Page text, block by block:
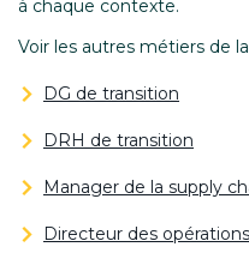
à chaque contexte.
Voir les autres métiers de
DG de transition
DRH de transition
Manager de la supply
Directeur des